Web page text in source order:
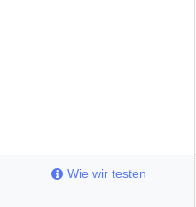
Wie wir testen